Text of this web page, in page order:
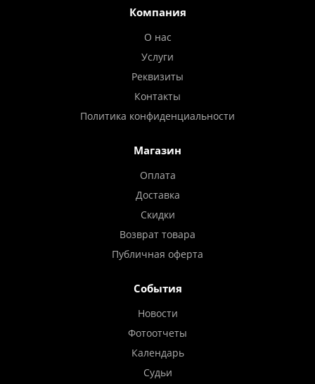
Компания
О нас
Услуги
Реквизиты
Контакты
Политика конфиденциальности
Магазин
Оплата
Доставка
Скидки
Возврат товара
Публичная оферта
События
Новости
Фотоотчеты
Календарь
Судьи